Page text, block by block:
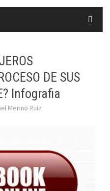
DE SUS
Infografia
Merino Ruiz